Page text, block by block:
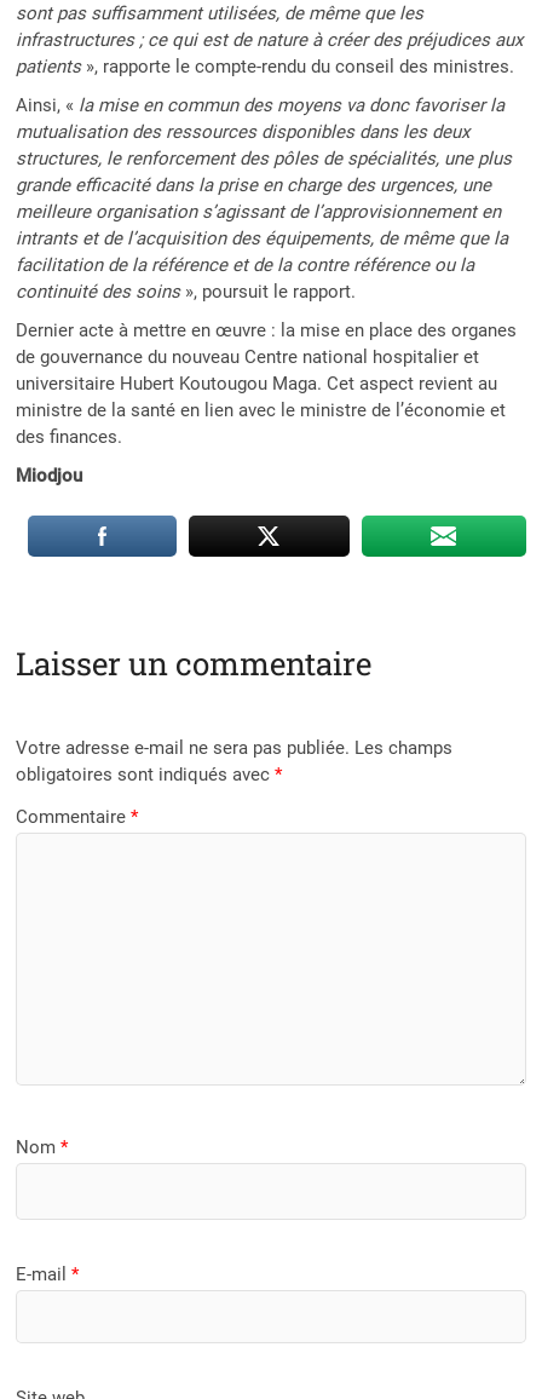
sont pas suffisamment utilisées, de même que les
infrastructures ; ce qui est de nature à créer des préjudices aux
patients», rapporte le compte-rendu du conseil des ministres.
Ainsi, « la mise en commun des moyens va donc favoriser la
mutualisation des ressources disponibles dans les deux
structures, le renforcement des pôles de spécialités, une plus
grande efficacité dans la prise en charge des urgences, une
meilleure organisation s’agissant de l’approvisionnement en
intrants et de l’acquisition des équipements, de même que la
facilitation de la référence et de la contre référence ou la
continuité des soins», poursuit le rapport.
Dernier acte à mettre en œuvre : la mise en place des organes
de gouvernance du nouveau Centre national hospitalier et
universitaire Hubert Koutougou Maga. Cet aspect revient au
ministre de la santé en lien avec le ministre de l’économie et
des finances.
Miodjou
Laisser un commentaire
Votre adresse e-mail ne sera pas publiée. Les champs
obligatoires sont indiqués avec*
Commentaire*
Nom*
E-mail*